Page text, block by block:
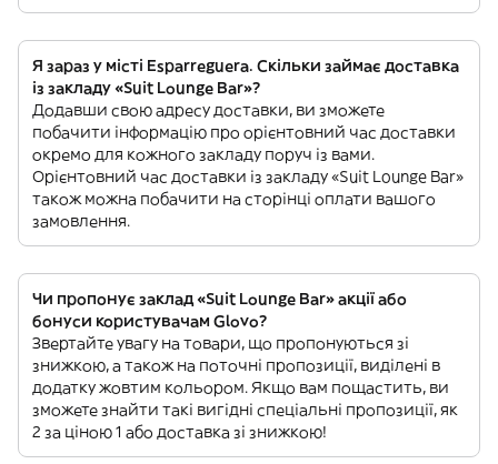
Я зараз у місті Esparreguera. Скільки займає доставка
із закладу «Suit Lounge Bar»?
Додавши свою адресу доставки, ви зможете
побачити інформацію про орієнтовний час доставки
окремо для кожного закладу поруч із вами.
Орієнтовний час доставки із закладу «Suit Lounge Bar»
також можна побачити на сторінці оплати вашого
замовлення.
Чи пропонує заклад «Suit Lounge Bar» акції або
бонуси користувачам Glovo?
Звертайте увагу на товари, що пропонуються зі
знижкою, а також на поточні пропозиції, виділені в
додатку жовтим кольором. Якщо вам пощастить, ви
зможете знайти такі вигідні спеціальні пропозиції, як
2 за ціною 1 або доставка зі знижкою!